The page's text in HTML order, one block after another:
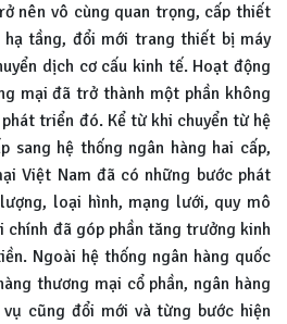
nên vô cùng quan trọng, cấp thiết
hạ tầng, đổi mới trang thiết bị máy
dịch cơ cấu kinh tế. Hoạt động
mại đã trở thành một phần không
triển đó. Kể từ khi chuyển từ hệ
sang hệ thống ngân hàng hai cấp,
Việt Nam đã có những bước phát
loại hình, mạng lưới, quy mô
chính đã góp phần tăng trưởng kinh
Ngoài hệ thống ngân hàng quốc
thương mại cổ phần, ngân hàng
cũng đổi mới và từng bước hiện